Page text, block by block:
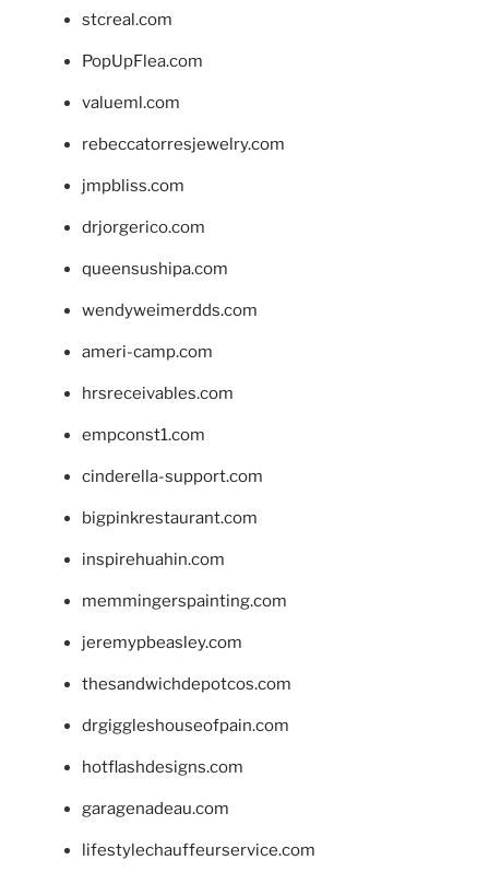
stcreal.com
PopUpFlea.com
valueml.com
rebeccatorresjewelry.com
jmpbliss.com
drjorgerico.com
queensushipa.com
wendyweimerdds.com
ameri-camp.com
hrsreceivables.com
empconst1.com
cinderella-support.com
bigpinkrestaurant.com
inspirehuahin.com
memmingerspainting.com
jeremypbeasley.com
thesandwichdepotcos.com
drgiggleshouseofpain.com
hotflashdesigns.com
garagenadeau.com
lifestylechauffeurservice.com